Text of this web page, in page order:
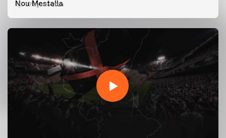
Nou Mestalla
07 agosto 2026